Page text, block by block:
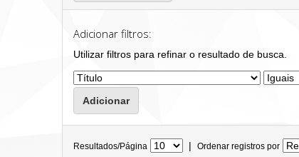
Adicionar filtros:
Utilizar filtros para refinar o resultado de busca.
Resultados/Página | Ordenar registros por